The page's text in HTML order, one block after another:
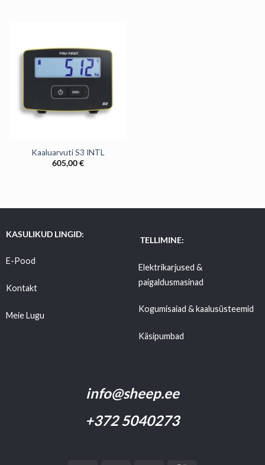
Kaaluarvuti S3 INTL
605,00€
KASULIKUD LINGID:
E-Pood
Kontakt
Meie Lugu
TELLIMINE:
Elektrikarjused &
paigaldusmasinad
Kogumisaiad & kaalusüsteemid
Käsipumbad
info@sheep.ee
+372 5040273